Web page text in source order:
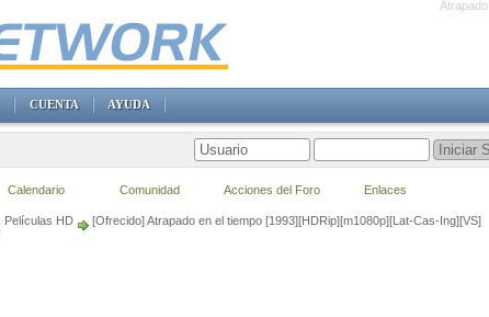
Películas HD [Ofrecido] Atrapado en el tiempo [1993][HDRip][m1080p][Lat-Cas-Ing][VS]
CUENTA AYUDA
Calendario Comunidad Acciones del Foro Enlaces